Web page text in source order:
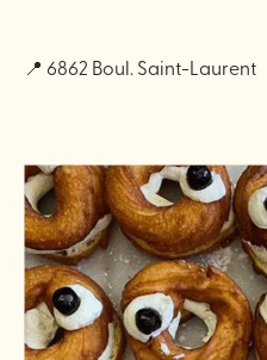
📍 6862 Boul. Saint-Laurent